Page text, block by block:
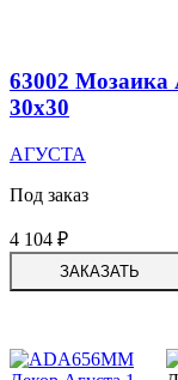
63002 Мозаика
30х30
АГУСТА
Под заказ
4 104 ₽
ЗАКАЗАТЬ